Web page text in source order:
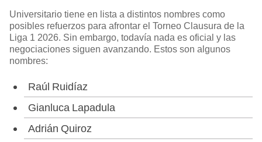
Universitario tiene en lista a distintos nombres como
posibles refuerzos para afrontar el Torneo Clausura de la
Liga 1 2026. Sin embargo, todavía nada es oficial y las
negociaciones siguen avanzando. Estos son algunos
nombres:
Raúl Ruidíaz
Gianluca Lapadula
Adrián Quiroz